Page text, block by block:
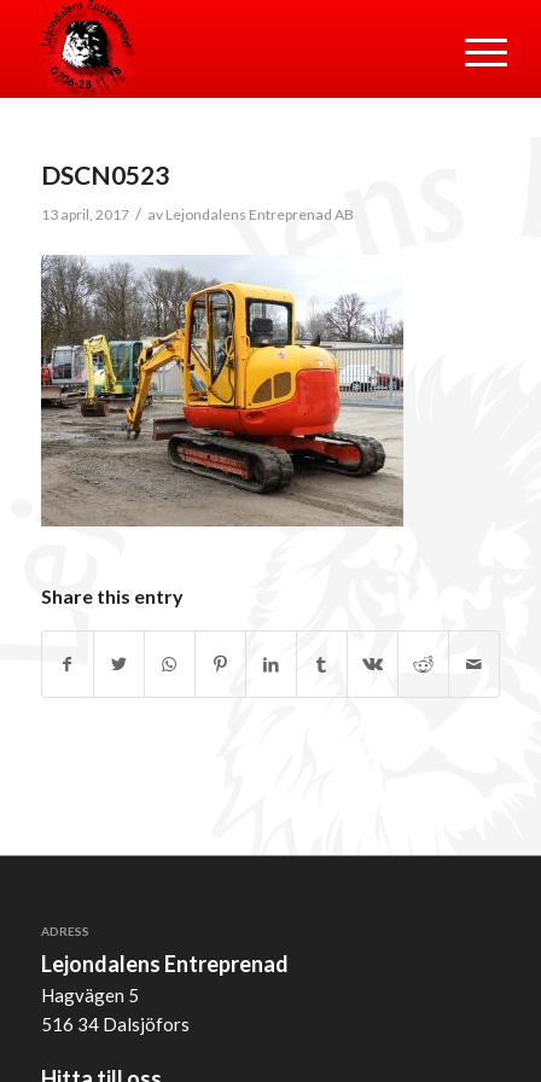
DSCN0523
13 april, 2017 / av Lejondalens Entreprenad AB
Share this entry
ADRESS
Lejondalens Entreprenad
Hagvägen 5
516 34 Dalsjöfors